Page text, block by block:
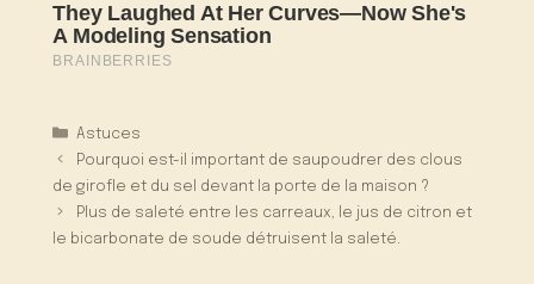
Catégories
Astuces
Pourquoi est-il important de saupoudrer des clous
de girofle et du sel devant la porte de la maison ?
Plus de saleté entre les carreaux, le jus de citron et
le bicarbonate de soude détruisent la saleté.